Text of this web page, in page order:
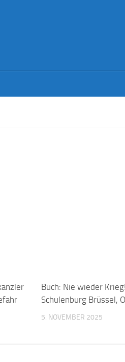
Buch: Nie wieder
Schulenburg Brüssel,
5. NOVEMBER 2025